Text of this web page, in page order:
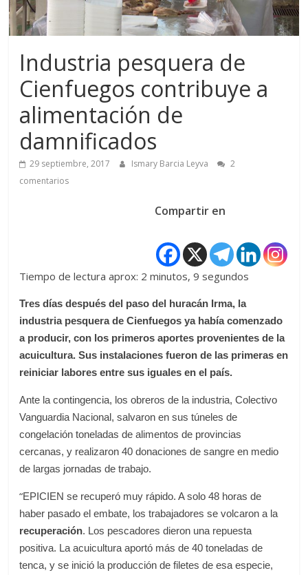
Industria pesquera de
Cienfuegos contribuye a
alimentación de
damnificados
29 septiembre, 2017 Ismary Barcia Leyva
2
comentarios
Compartir en
Tiempo de lectura aprox: 2 minutos, 9 segundos
Tres días después del paso del huracán Irma, la
industria pesquera de Cienfuegos ya había comenzado
a producir, con los primeros aportes provenientes de la
acuicultura. Sus instalaciones fueron de las primeras en
reiniciar labores entre sus iguales en el país.
Ante la contingencia, los obreros de la industria, Colectivo
Vanguardia Nacional, salvaron en sus túneles de
congelación toneladas de alimentos de provincias
cercanas, y realizaron 40 donaciones de sangre en medio
de largas jornadas de trabajo.
“EPICIEN se recuperó muy rápido. A solo 48 horas de
haber pasado el embate, los trabajadores se volcaron a la
recuperación. Los pescadores dieron una repuesta
positiva. La acuicultura aportó más de 40 toneladas de
tenca, y se inició la producción de filetes de esa especie,